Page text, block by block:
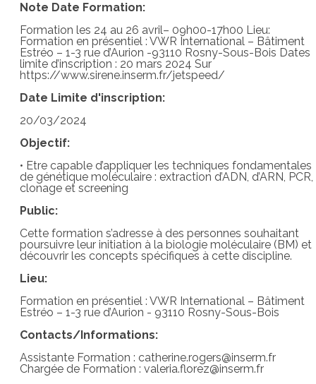
Note Date Formation:
Formation les 24 au 26 avril– 09h00-17h00 Lieu:
Formation en présentiel : VWR International – Bâtiment
Estréo – 1-3 rue d’Aurion -93110 Rosny-Sous-Bois Dates
limite d’inscription : 20 mars 2024 Sur
https://www.sirene.inserm.fr/jetspeed/
Date Limite d'inscription:
20/03/2024
Objectif:
• Etre capable d’appliquer les techniques fondamentales
de génétique moléculaire : extraction d’ADN, d’ARN, PCR,
clonage et screening
Public:
Cette formation s’adresse à des personnes souhaitant
poursuivre leur initiation à la biologie moléculaire (BM) et
découvrir les concepts spécifiques à cette discipline.
Lieu:
Formation en présentiel : VWR International – Bâtiment
Estréo – 1-3 rue d’Aurion - 93110 Rosny-Sous-Bois
Contacts/Informations:
Assistante Formation : catherine.rogers@inserm.fr
Chargée de Formation : valeria.florez@inserm.fr